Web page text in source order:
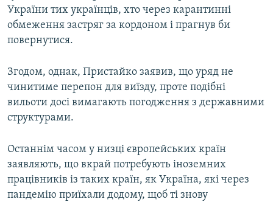
України тих українців, хто через карантинні
обмеження застряг за кордоном і прагнув би
повернутися.
Згодом, однак, Пристайко заявив, що уряд не
чинитиме перепон для виїзду, проте подібні
вильоти досі вимагають погодження з державними
структурами.
Останнім часом у низці європейських країн
заявляють, що вкрай потребують іноземних
працівників із таких країн, як Україна, які через
пандемію приїхали додому, щоб ті знову